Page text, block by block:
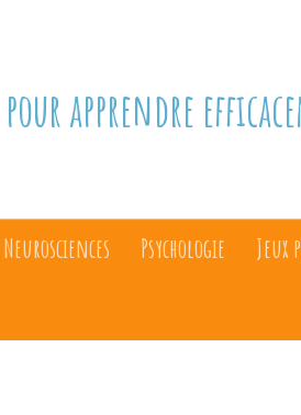
apprendre
Neurosciences Psychologie Jeux